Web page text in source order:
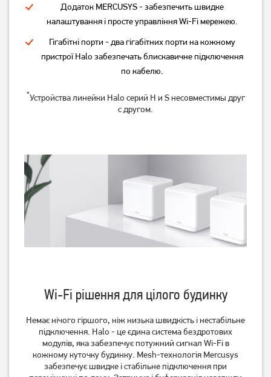
Archer C54
1 199грн
Archer A64
1 549грн
Маршрутизатор Mercusys
MW301R
Маршрутизатор TP-Link
Archer AX53
Додаток MERCUSYS - забезпечить швидке
налаштування і просте управління Wi-Fi мережею.
Гігабітні порти - два гігабітних порти на кожному
пристрої Halo забезпечать блискавичне підключення
по кабелю.
*Устройства линейки Halo серий H и S несовместимы друг
с другом.
Wi-Fi рішення для цілого будинку
Немає нічого гіршого, ніж низька швидкість і нестабільне
підключення. Halo - це єдина система бездротових
модулів, яка забезпечує потужний сигнал Wi-Fi в
кожному куточку будинку. Mesh-технологія Mercusys
забезпечує швидке і стабільне підключення при